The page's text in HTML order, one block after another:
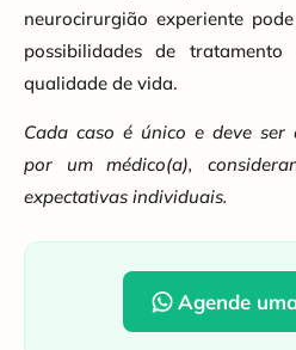
neurocirurgião experiente
possibilidades de
qualidade de vida.
Cada caso é único e deve ser
por um médico(a),
expectativas individuais.
Agende